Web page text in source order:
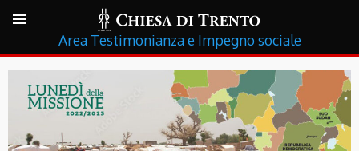
Testimonianza e Impegno sociale